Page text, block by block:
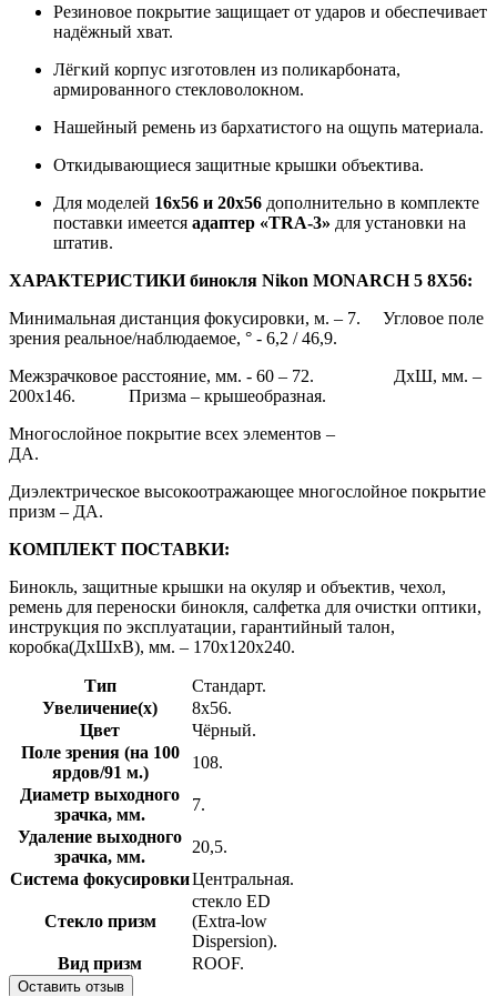
Резиновое покрытие защищает от ударов и обеспечивает
надёжный хват.
Лёгкий корпус изготовлен из поликарбоната,
армированного стекловолокном.
Нашейный ремень из бархатистого на ощупь материала.
Откидывающиеся защитные крышки объектива.
Для моделей 16х56 и 20х56 дополнительно в комплекте
поставки имеется адаптер «TRA-3» для установки на
штатив.
ХАРАКТЕРИСТИКИ бинокля Nikon MONARCH5 8X56:
Минимальная дистанция фокусировки, м. – 7. Угловое поле
зрения реальное/наблюдаемое, ° - 6,2 / 46,9.
Межзрачковое расстояние, мм. - 60 – 72. ДхШ, мм. –
200х146. Призма – крышеобразная.
Многослойное покрытие всех элементов –
ДА.
Диэлектрическое высокоотражающее многослойное покрытие
призм – ДА.
КОМПЛЕКТ ПОСТАВКИ:
Бинокль, защитные крышки на окуляр и объектив, чехол,
ремень для переноски бинокля, салфетка для очистки оптики,
инструкция по эксплуатации, гарантийный талон,
коробка(ДхШхВ), мм. – 170х120х240.
Тип
Стандарт.
Увеличение(x)
8х56.
Цвет
Чёрный.
Поле зрения (на 100
ярдов/91 м.)
108.
Диаметр выходного
зрачка, мм.
7.
Удаление выходного
зрачка, мм.
20,5.
Система фокусировкиЦентральная.
Стекло призм
стекло ED
(Extra-low
Dispersion).
Вид призм
ROOF.
Оставить отзыв